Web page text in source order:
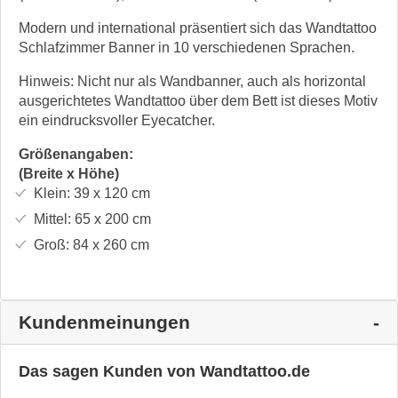
Modern und international präsentiert sich das Wandtattoo
Schlafzimmer Banner in 10 verschiedenen Sprachen.
Hinweis: Nicht nur als Wandbanner, auch als horizontal
ausgerichtetes Wandtattoo über dem Bett ist dieses Motiv
ein eindrucksvoller Eyecatcher.
Größenangaben:
(Breite x Höhe)
Klein: 39 x 120cm
Mittel: 65 x 200cm
Groß: 84 x 260cm
Kundenmeinungen
Das sagen Kunden von Wandtattoo.de